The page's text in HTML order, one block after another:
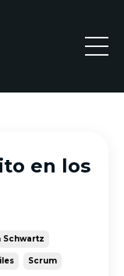
en los
Schwartz
Scrum